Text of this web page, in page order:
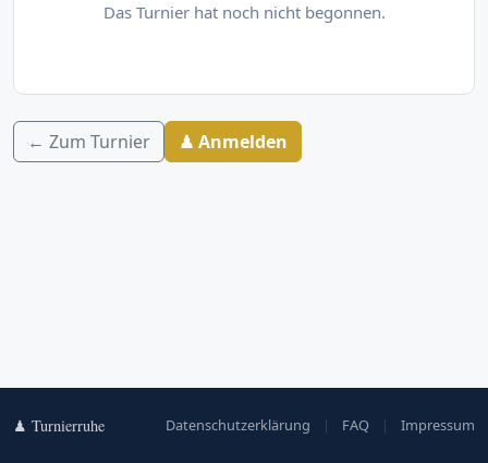
Das Turnier hat noch nicht begonnen.
← Zum Turnier ♟ Anmelden
♟ Turnierruhe Datenschutzerklärung | FAQ | Impressum